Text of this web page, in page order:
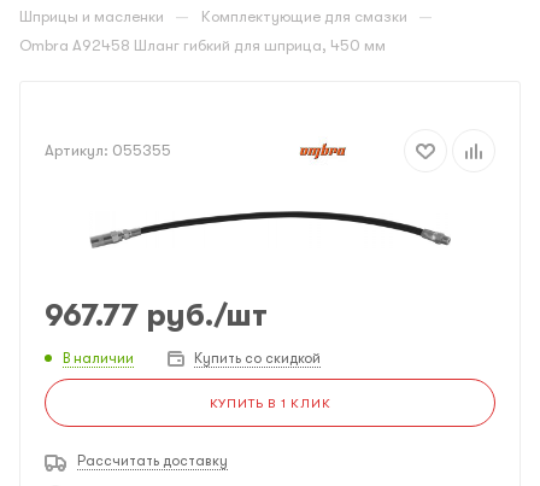
Шприцы и масленки — Комплектующие для смазки —
Ombra A92458 Шланг гибкий для шприца, 450 мм
Артикул: 055355
967.77 руб./шт
В наличии Купить со скидкой
КУПИТЬ В 1 КЛИК
Рассчитать доставку